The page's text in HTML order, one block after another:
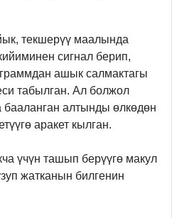
текшерүү маалында
сигнал берип,
ашык салмактагы
табылган. Ал болжол
алтынды өлкөдөн
аракет кылган.
үчүн ташып берүүгө макул
жатканын билгенин